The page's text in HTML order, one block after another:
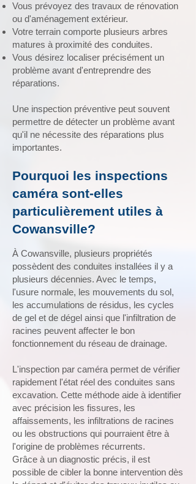
Vous prévoyez des travaux de rénovation
ou d'aménagement extérieur.
Votre terrain comporte plusieurs arbres
matures à proximité des conduites.
Vous désirez localiser précisément un
problème avant d'entreprendre des
réparations.
Une inspection préventive peut souvent
permettre de détecter un problème avant
qu'il ne nécessite des réparations plus
importantes.
Pourquoi les inspections
caméra sont-elles
particulièrement utiles à
Cowansville?
À Cowansville, plusieurs propriétés
possèdent des conduites installées il y a
plusieurs décennies. Avec le temps,
l'usure normale, les mouvements du sol,
les accumulations de résidus, les cycles
de gel et de dégel ainsi que l'infiltration de
racines peuvent affecter le bon
fonctionnement du réseau de drainage.
L'inspection par caméra permet de vérifier
rapidement l'état réel des conduites sans
excavation. Cette méthode aide à identifier
avec précision les fissures, les
affaissements, les infiltrations de racines
ou les obstructions qui pourraient être à
l'origine de problèmes récurrents.
Grâce à un diagnostic précis, il est
possible de cibler la bonne intervention dès